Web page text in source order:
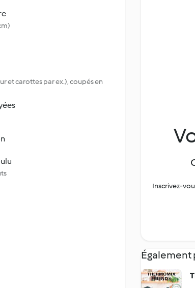
et carottes par ex.), coupés en
Inscrivez-
Également